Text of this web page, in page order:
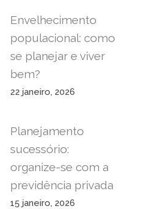
Envelhecimento
populacional: como
se planejar e viver
bem?
22 janeiro, 2026
Planejamento
sucessório:
organize-se com a
previdência privada
15 janeiro, 2026